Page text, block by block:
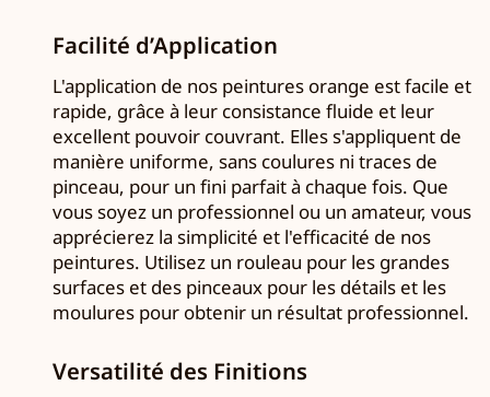
Facilité d’Application
L'application de nos peintures orange est facile et
rapide, grâce à leur consistance fluide et leur
excellent pouvoir couvrant. Elles s'appliquent de
manière uniforme, sans coulures ni traces de
pinceau, pour un fini parfait à chaque fois. Que
vous soyez un professionnel ou un amateur, vous
apprécierez la simplicité et l'efficacité de nos
peintures. Utilisez un rouleau pour les grandes
surfaces et des pinceaux pour les détails et les
moulures pour obtenir un résultat professionnel.
Versatilité des Finitions